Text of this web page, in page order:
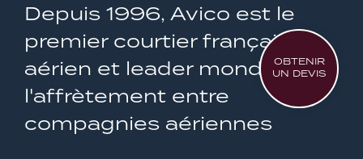
OBTENIR
UN DEVIS
Depuis 1996, Avico est le
premier courtier français
aérien et leader mondial de
l'affrètement entre
compagnies aériennes